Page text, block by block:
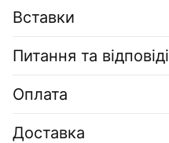
Вставки
Питання та відповіді
Оплата
Доставка